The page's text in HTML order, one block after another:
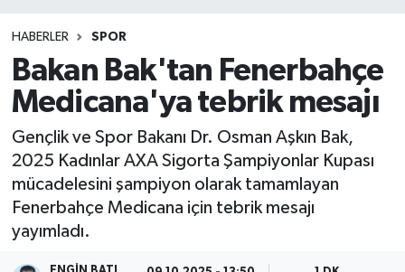
HABERLER SPOR
Bakan Bak'tan Fenerbahçe
Medicana'ya tebrik mesajı
Gençlik ve Spor Bakanı Dr. Osman Aşkın Bak,
2025 Kadınlar AXA Sigorta Şampiyonlar Kupası
mücadelesini şampiyon olarak tamamlayan
Fenerbahçe Medicana için tebrik mesajı
yayımladı.